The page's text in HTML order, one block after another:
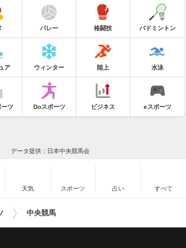
バレー 格闘技 バドミントン
ア ウィンター 陸上 水泳
ーツ Doスポーツ ビジネス eスポーツ
データ提供：日本中央競馬会
天気 スポーツ 占い すべて
中央競馬